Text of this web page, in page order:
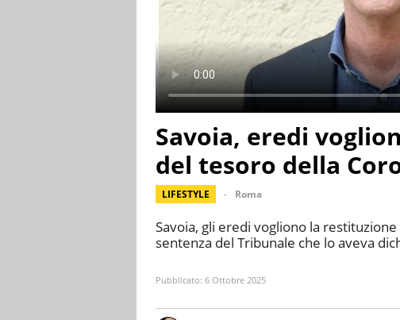
Savoia, eredi
del tesoro della
LIFESTYLE Roma
Savoia, gli eredi vogliono la
sentenza del Tribunale che lo aveva
Pubblicato: 6 Ottobre 2025